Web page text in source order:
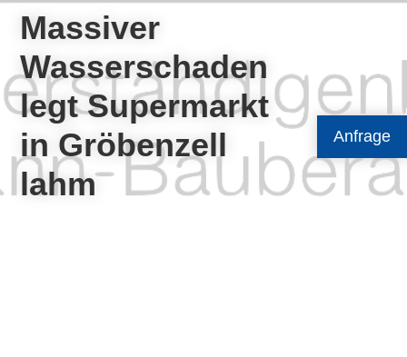
Anfrage
Massiver
Wasserschaden
legt Supermarkt
in Gröbenzell
lahm